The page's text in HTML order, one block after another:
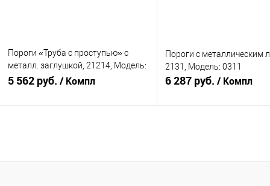
Пороги «Труба с проступью» с
металл. заглушкой, 21214, Модель:
0337
5 562 руб. / Компл
Пороги с металлическим
2131, Модель: 0311
6 287 руб. / Компл